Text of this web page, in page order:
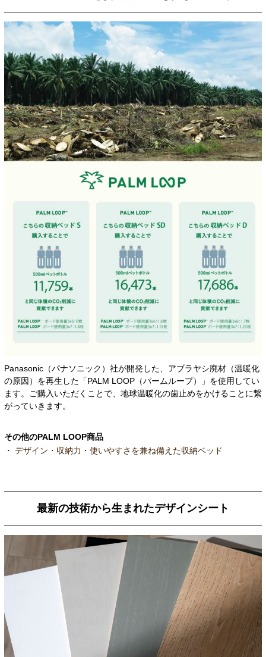
Panasonic（パナソニック）社が開発した、アブラヤシ廃材（温暖化
の原因）を再生した「PALM LOOP（パームループ）」を使用してい
ます。ご購入いただくことで、地球温暖化の歯止めをかけることに繋
がっていきます。
その他のPALM LOOP商品
・ デザイン・収納力・使いやすさを兼ね備えた収納ベッド
最新の技術から生まれたデザインシート